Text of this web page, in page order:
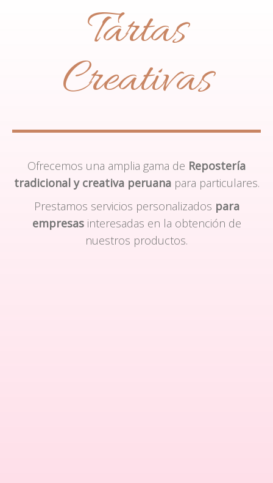
Tartas
Creativas
Ofrecemos una amplia gama de Repostería
tradicional y creativa peruanapara particulares.
Prestamos servicios personalizados para
empresasinteresadas en la obtención de
nuestros productos.